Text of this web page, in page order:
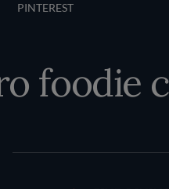
PINTEREST
foodie